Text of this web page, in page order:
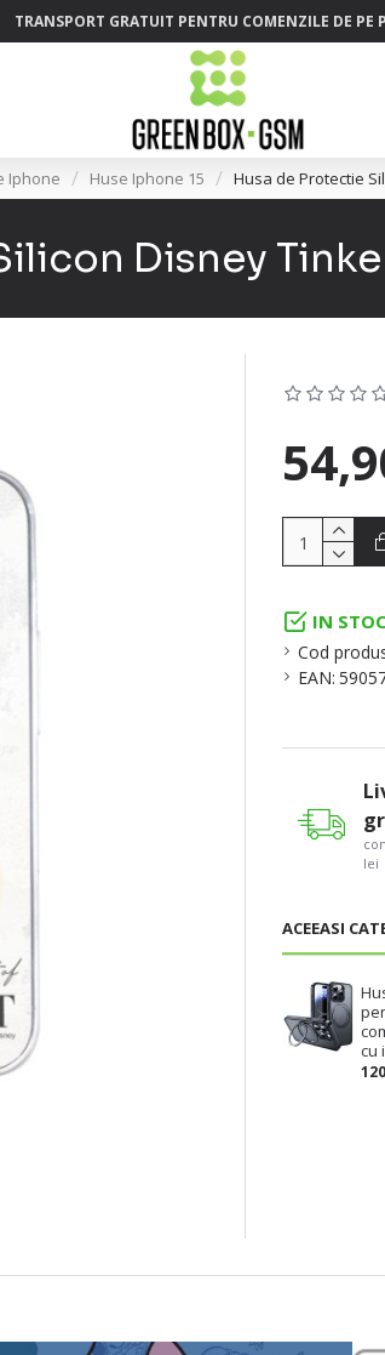
TRANSPORT GRATUIT PENTRU COMENZILE DE PE
Iphone Huse Iphone 15 Husa de Protectie
Disney
IN
Cod
EAN:
ACEEASI
cu
lei